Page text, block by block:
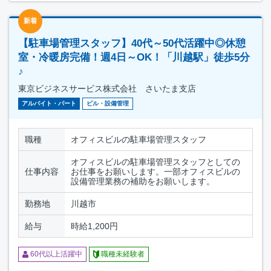
新着
【駐車場管理スタッフ】40代～50代活躍中◎休憩
室・冷暖房完備！週4日～OK！「川越駅」徒歩5分
♪
東京ビジネスサービス株式会社 さいたま支店
アルバイト・パート ビル・設備管理
職種 オフィスビルの駐車場管理スタッフ
仕事内容
オフィスビルの駐車場管理スタッフとしての
お仕事をお願いします。一部オフィスビルの
設備管理業務の補助をお願いします。
勤務地 川越市
給与 時給1,200円
60代以上活躍中 職種未経験者